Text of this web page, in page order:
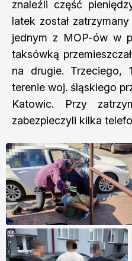
znaleźli część
latek został
jednym z MOP-ów w
taksówką
na drugie. Trzeciego,
terenie woj. śląskiego
Katowic. Przy
zabezpieczyli kilka